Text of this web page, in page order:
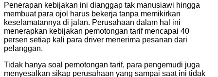
Penerapan kebijakan ini dianggap tak manusiawi hingga
membuat para ojol harus bekerja tanpa memikirkan
keselamatannya di jalan. Perusahaan dalam hal ini
menerapkan kebijakan pemotongan tarif mencapai 40
persen setiap kali para driver menerima pesanan dari
pelanggan.
Tidak hanya soal pemotongan tarif, para pengemudi juga
menyesalkan sikap perusahaan yang sampai saat ini tidak